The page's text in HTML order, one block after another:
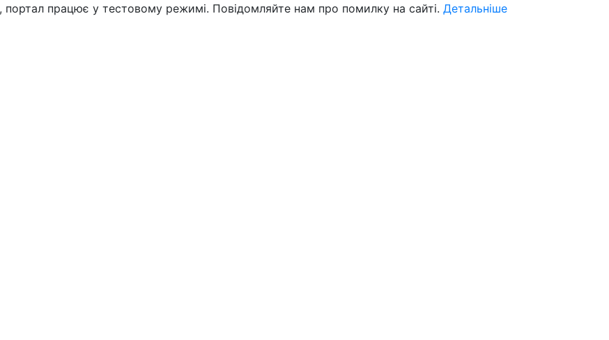
портал працює у тестовому режимі. Повідомляйте нам про помилку на сайті. Детальніше